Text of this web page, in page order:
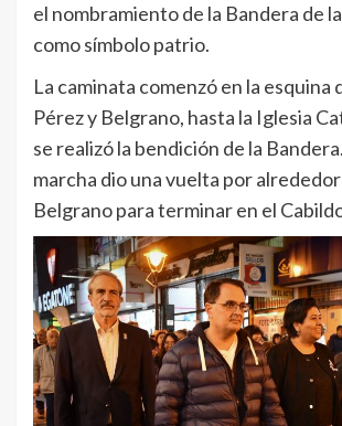
el nombramiento de la Bandera de
como símbolo patrio.
La caminata comenzó en la esquina
Pérez y Belgrano, hasta la Iglesia
se realizó la bendición de la
marcha dio una vuelta por
Belgrano para terminar en el